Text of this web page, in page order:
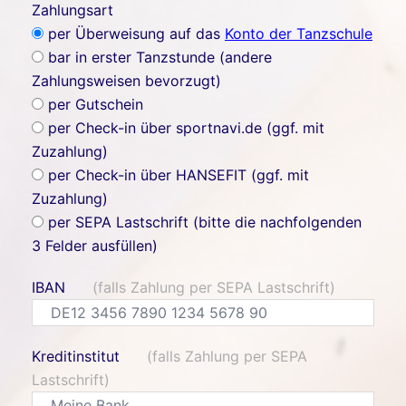
Zahlungsart
per Überweisung auf das Konto der Tanzschule
bar in erster Tanzstunde (andere
Zahlungsweisen bevorzugt)
per Gutschein
per Check-in über sportnavi.de (ggf. mit
Zuzahlung)
per Check-in über HANSEFIT (ggf. mit
Zuzahlung)
per SEPA Lastschrift (bitte die nachfolgenden
3 Felder ausfüllen)
IBAN (falls Zahlung per SEPA Lastschrift)
Kreditinstitut (falls Zahlung per SEPA
Lastschrift)